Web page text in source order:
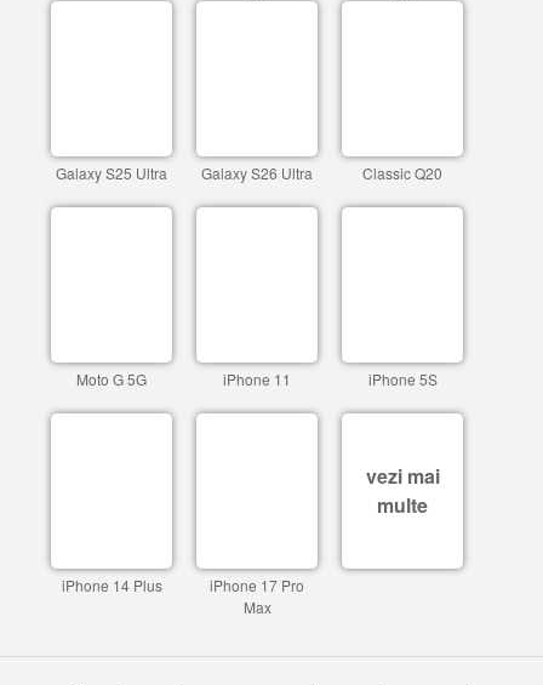
Galaxy S25 Ultra Galaxy S26 Ultra Classic Q20
Moto G 5G iPhone 11 iPhone 5S
iPhone 14 Plus
iPhone 17 Pro
Max
vezi mai
multe